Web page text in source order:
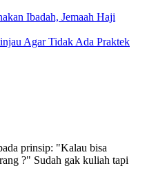
Ibadah, Jemaah Haji
Agar Tidak Ada Praktek
prinsip: "Kalau bisa
?" Sudah gak kuliah tapi